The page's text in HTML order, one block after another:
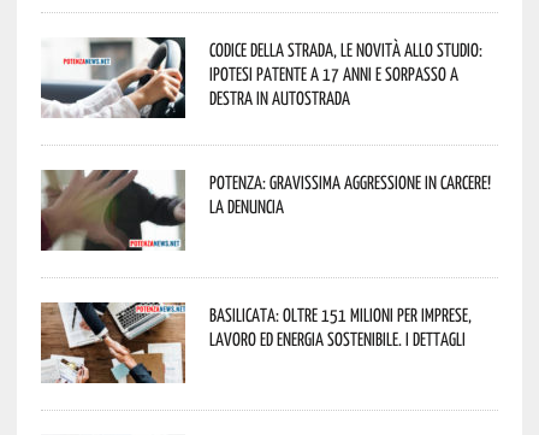
Codice della strada, le novità allo studio:
ipotesi patente a 17 anni e sorpasso a
destra in autostrada
Potenza: gravissima aggressione in Carcere!
La denuncia
Basilicata: oltre 151 milioni per imprese,
lavoro ed energia sostenibile. I dettagli